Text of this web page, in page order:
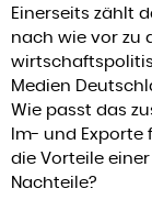
Einerseits zählt
nach wie vor zu
Medien
Wie passt das
Im- und Exporte
die Vorteile
Nachteile?